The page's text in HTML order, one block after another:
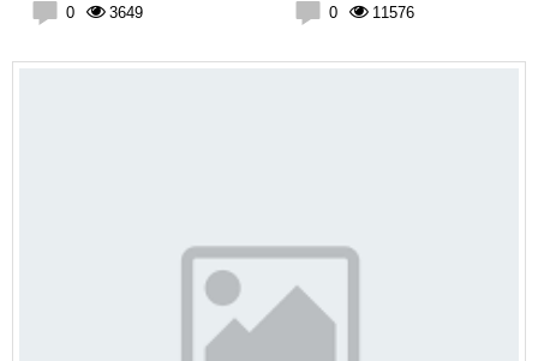
0 3649 0 11576